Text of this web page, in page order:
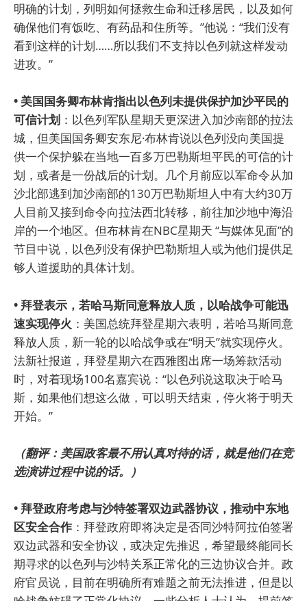
明确的计划，列明如何拯救生命和迁移居民，以及如何
确保他们有饭吃、有药品和住所等。”他说：“我们没有
看到这样的计划……所以我们不支持以色列就这样发动
进攻。”
• 美国国务卿布林肯指出以色列未提供保护加沙平民的
可信计划 ：以色列军队星期天更深进入加沙南部的拉法
城，但美国国务卿安东尼·布林肯说以色列没向美国提
供一个保护躲在当地一百多万巴勒斯坦平民的可信的计
划，或者是一份战后的计划。几个月前应以军命令从加
沙北部逃到加沙南部的130万巴勒斯坦人中有大约30万
人目前又接到命令向拉法西北转移，前往加沙地中海沿
岸的一个地区。但布林肯在NBC星期天 “与媒体见面”的
节目中说，以色列没有保护巴勒斯坦人或为他们提供足
够人道援助的具体计划。
• 拜登表示，若哈马斯同意释放人质，以哈战争可能迅
速实现停火 ：美国总统拜登星期六表明，若哈马斯同意
释放人质，新一轮的以哈战争或在“明天”就实现停火。
法新社报道，拜登星期六在西雅图出席一场筹款活动
时，对着现场100名嘉宾说：“以色列说这取决于哈马
斯，如果他们想这么做，可以明天结束，停火将于明天
开始。”
（翻评：美国政客最不用认真对待的话，就是他们在竞
选演讲过程中说的话。）
• 拜登政府考虑与沙特签署双边武器协议，推动中东地
区安全合作 ：拜登政府即将决定是否同沙特阿拉伯签署
双边武器和安全协议，或决定先推迟，希望最终能同长
期寻求的以色列与沙特关系正常化的三边协议合并。政
府官员说，目前在明确所有难题之前无法推进，但是以